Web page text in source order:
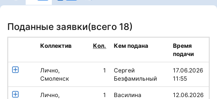
Поданные заявки(всего 18)
Коллектив Кол. Кем подана
Время
подачи
Лично,
Смоленск
1
Сергей
Безфамильный
17.06.2026
11:55
Лично,
1
Василина
12.06.2026